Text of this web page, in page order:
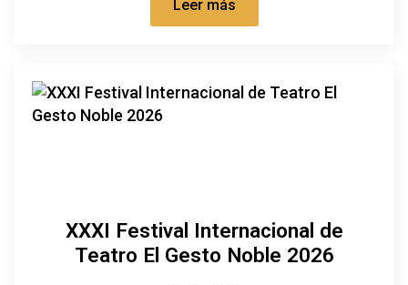
Leer más
XXXI Festival Internacional de
Teatro El Gesto Noble 2026